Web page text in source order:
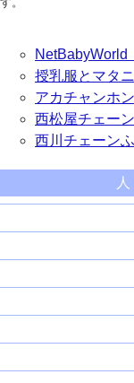
NetBabyWorld
授乳服とマタ
アカチャンホ
西松屋チェー
西川チェーン